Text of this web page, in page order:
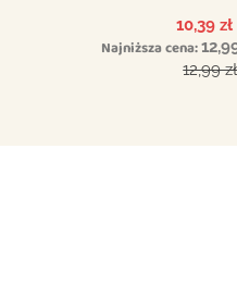
Cena
10,39 zł
Najniższa cena:
Cena
12,99 zł